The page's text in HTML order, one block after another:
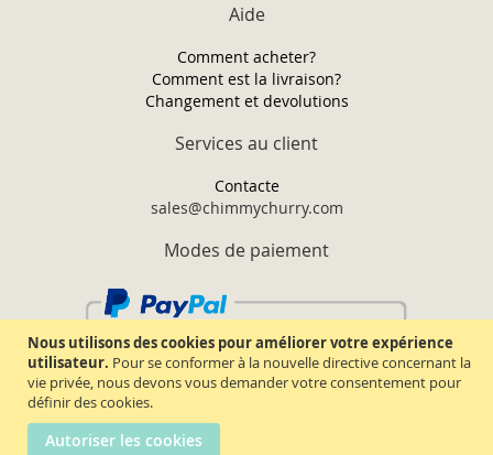
Nous utilisons des cookies pour améliorer votre expérience
utilisateur. Pour se conformer à la nouvelle directive concernant la
vie privée, nous devons vous demander votre consentement pour
définir des cookies.
Autoriser les cookies
Aide
Comment acheter?
Comment est la livraison?
Changement et devolutions
Services au client
Contacte
sales@chimmychurry.com
Modes de paiement
Chimmy Churry TM. Tous droits réservés.